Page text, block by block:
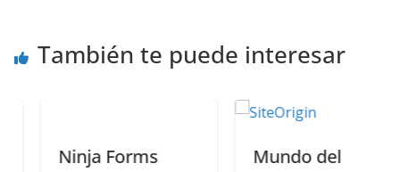
También te puede interesar
Ninja Forms
Mundo del